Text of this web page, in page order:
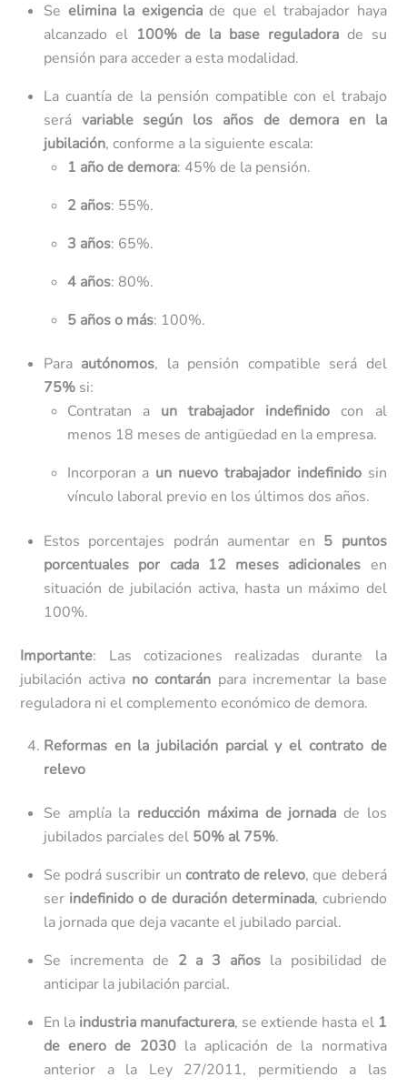
Se elimina la exigenciade que el trabajador haya
alcanzado el 100% de la base reguladorade su
pensión para acceder a esta modalidad.
La cuantía de la pensión compatible con el trabajo
será variable según los años de demora en la
jubilación, conforme a la siguiente escala:
1 año de demora: 45% de la pensión.
2 años: 55%.
3 años: 65%.
4 años: 80%.
5 años o más: 100%.
Para autónomos, la pensión compatible será del
75% si:
Contratan a un trabajador indefinido con al
menos 18 meses de antigüedad en la empresa.
Incorporan a un nuevo trabajador indefinidosin
vínculo laboral previo en los últimos dos años.
Estos porcentajes podrán aumentar en 5 puntos
porcentuales por cada 12 meses adicionales en
situación de jubilación activa, hasta un máximo del
100%.
Importante: Las cotizaciones realizadas durante la
jubilación activa no contarán para incrementar la base
reguladora ni el complemento económico de demora.
Reformas en la jubilación parcial y el contrato de
relevo
Se amplía la reducción máxima de jornada de los
jubilados parciales del 50% al 75%.
Se podrá suscribir un contrato de relevo, que deberá
ser indefinido o de duración determinada, cubriendo
la jornada que deja vacante el jubilado parcial.
Se incrementa de 2 a 3 años la posibilidad de
anticipar la jubilación parcial.
En la industria manufacturera, se extiende hasta el 1
de enero de 2030la aplicación de la normativa
anterior a la Ley 27/2011, permitiendo a las